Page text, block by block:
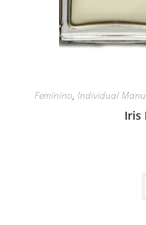
Feminino, Individual
Iris